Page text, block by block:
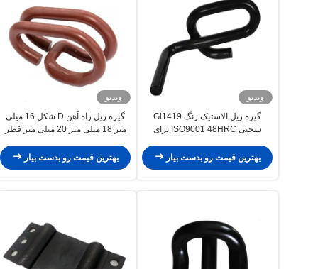
ویدیو
گیره ریل الاستیک رنگ Gl1419
سختی ISO9001 48HRC برای
بهترین قیمت رو بدست بیار
ویدیو
گیره ریل راه آهن D شکل 16 میلی
متر 18 میلی متر 20 میلی متر قطر
بهترین قیمت رو بدست بیار